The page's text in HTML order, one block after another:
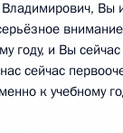
Вы
году, и Вы
сейчас
к учебному